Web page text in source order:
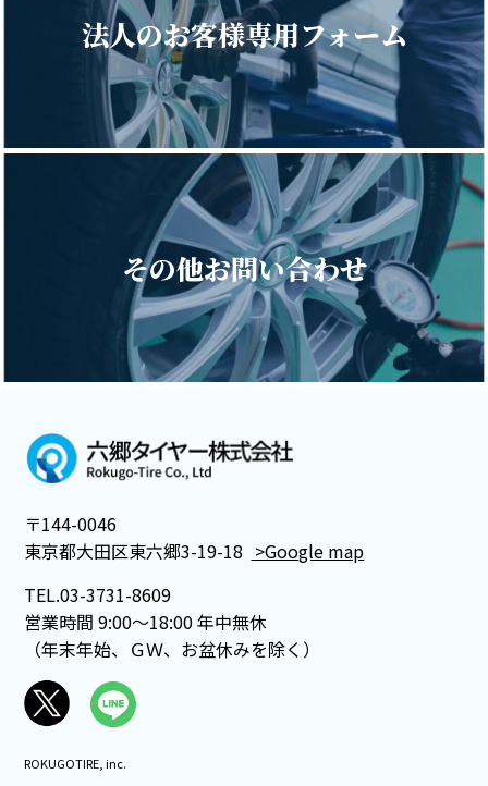
法人のお客様専用フォーム
その他お問い合わせ
〒144-0046
東京都大田区東六郷3-19-18 >Google map
TEL.03-3731-8609
営業時間 9:00～18:00 年中無休
（年末年始、ＧＷ、お盆休みを除く）
ROKUGOTIRE, inc.